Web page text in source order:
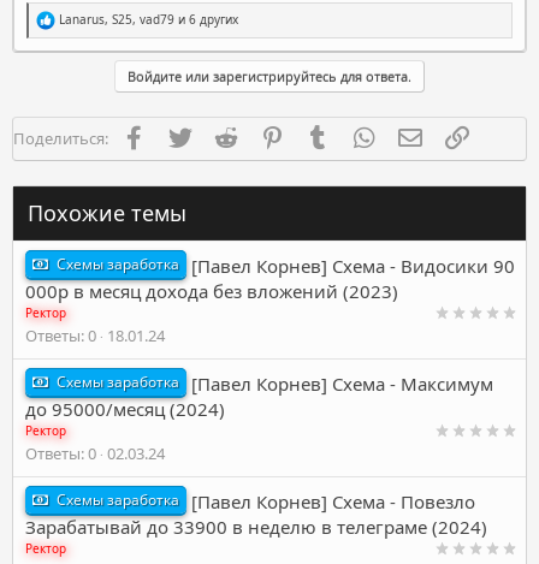
Р
е
а
и
:
Lanarus, S25, vad79 и 6 других
Войдите или зарегистрируйтесь для ответа.
Поделиться: FacebookTwitter Reddit PinterestTumblr WhatsAppЭлектронная
Похожие темы
Схемы заработка
[Павел Корнев] Cхема - Видосики 90
000р в месяц дохода без вложений (2023)
Ректор
Ответы 0 18.01.24
Схемы заработка
[Павел Корнев] Схема - Максимум
до 95000/месяц (2024)
Ректор
Ответы 0 02.03.24
Схемы заработка
[Павел Корнев] Схема - Повезло
Зарабатывай до 33900 в неделю в телеграме (2024)
Ректор